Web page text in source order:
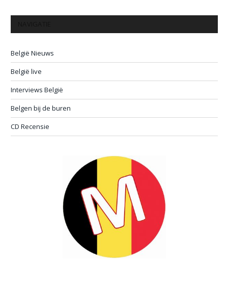
België Nieuws
België live
Interviews België
Belgen bij de buren
CD Recensie